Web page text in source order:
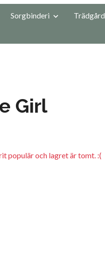
Sorgbinderi Trädgård
Girl
populär och lagret är tomt. :(